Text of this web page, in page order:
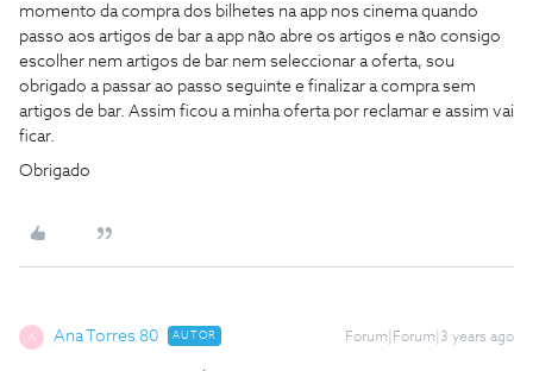
momento da compra dos bilhetes na app nos cinema quando
passo aos artigos de bar a app não abre os artigos e não consigo
escolher nem artigos de bar nem seleccionar a oferta, sou
obrigado a passar ao passo seguinte e finalizar a compra sem
artigos de bar. Assim ficou a minha oferta por reclamar e assim vai
ficar.
Obrigado
A Ana Torres 80 AUTOR Forum|Forum|3 years ago